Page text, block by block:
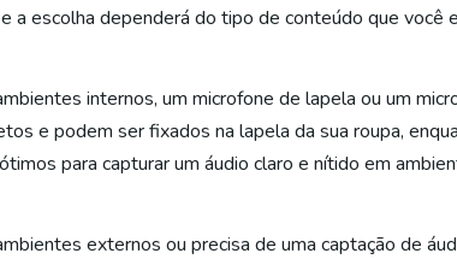
a escolha dependerá do tipo de conteúdo que você
internos, um microfone de lapela ou um
e podem ser fixados na lapela da sua roupa,
para capturar um áudio claro e nítido em
externos ou precisa de uma captação de